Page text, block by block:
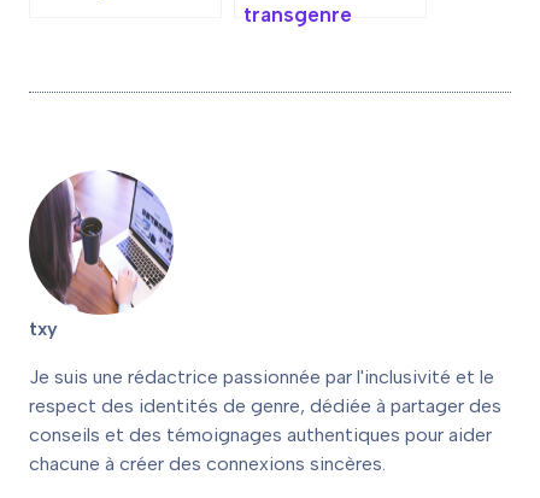
transgenre
txy
Je suis une rédactrice passionnée par l'inclusivité et le
respect des identités de genre, dédiée à partager des
conseils et des témoignages authentiques pour aider
chacune à créer des connexions sincères.